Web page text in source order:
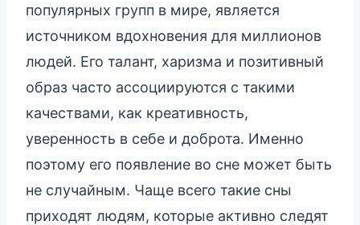
популярных групп в мире, является
источником вдохновения для миллионов
людей. Его талант, харизма и позитивный
образ часто ассоциируются с такими
качествами, как креативность,
уверенность в себе и доброта. Именно
поэтому его появление во сне может быть
не случайным. Чаще всего такие сны
приходят людям, которые активно следят